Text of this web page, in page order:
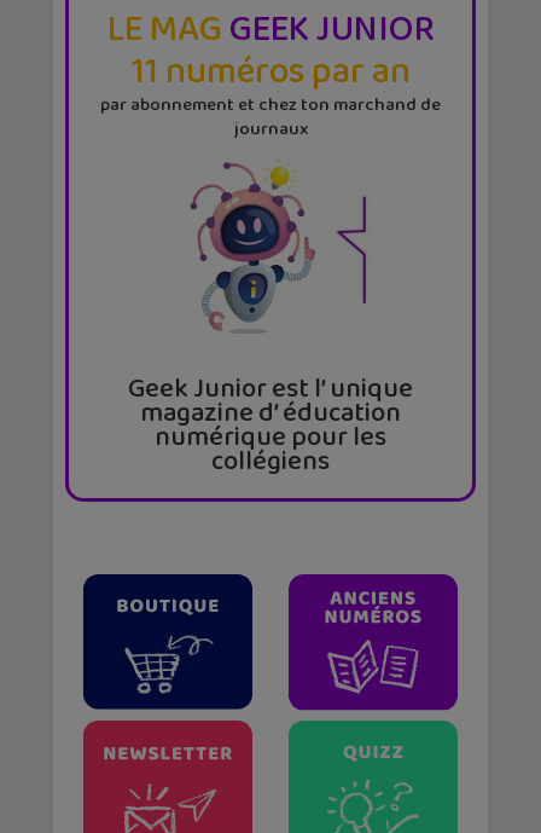
LE MAGGEEK JUNIOR
11 numéros par an
par abonnement et chez ton marchand de
journaux
Geek Junior est l’ unique
magazine d’ éducation
numérique pour les
collégiens